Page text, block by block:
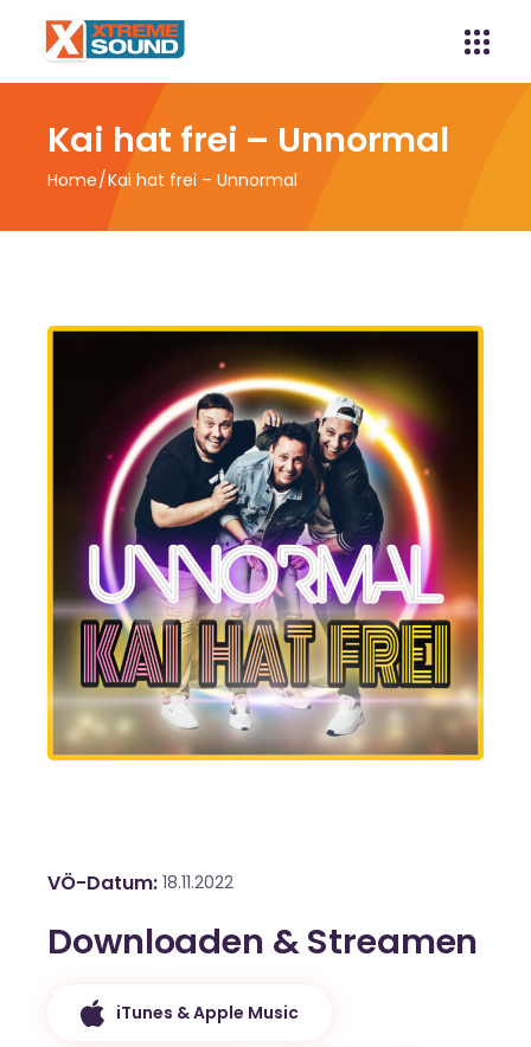
Kai hat frei – Unnormal
Home Kai hat frei – Unnormal
VÖ-Datum 18.11.2022
Downloaden & Streamen
iTunes & Apple Music